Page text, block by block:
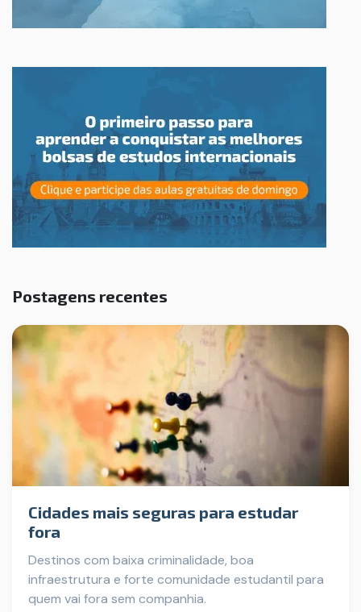
Postagens recentes
Cidades mais seguras para estudar
fora
Destinos com baixa criminalidade, boa
infraestrutura e forte comunidade estudantil para
quem vai fora sem companhia.